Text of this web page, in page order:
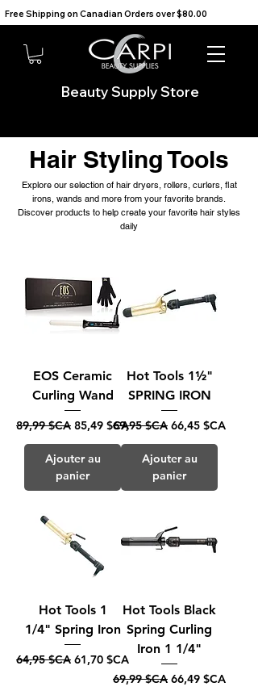
Beauty Supply Store
Free Shipping on Canadian Orders over $80.00
Hair Styling Tools
Explore our selection of hair dryers, rollers, curlers, flat
irons, wands and more from your favorite brands.
Discover products to help create your favorite hair styles
daily
EOS Ceramic
Curling Wand
Prix original
89,99 $CA Prix promotionnel
85,49 $CA
Ajouter au
panier
Hot Tools 1½"
SPRING IRON
Prix original
69,95 $CA Prix
66,45 $CA
Ajouter au
panier
Hot Tools 1
1/4" Spring Iron
Prix original
64,95 $CA Prix promotionnel
61,70 $CA
Hot Tools Black
Spring Curling
Iron 1 1/4"
Prix original
69,99 $CA Prix
66,49 $CA